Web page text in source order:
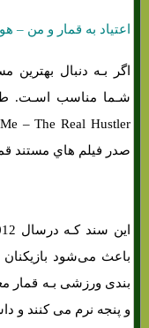
اعتیاد به قمار و من –
اگر بـه دنبال بهترین
صدر فیلم هاي‌ مستند
باعث می‌شود
بندی ورزشی بـه قمار
و پنجه نرم می کنند و